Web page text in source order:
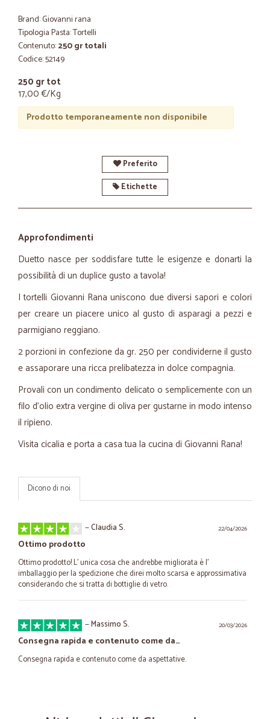
Brand: Giovanni rana
Tipologia Pasta: Tortelli
Contenuto:250 gr totali
Codice: 52149
250 gr tot
17,00 €/Kg
Prodotto temporaneamente non disponibile
Preferito
Etichette
Approfondimenti
Duetto nasce per soddisfare tutte le esigenze e donarti la
possibilità di un duplice gusto a tavola!
I tortelli Giovanni Rana uniscono due diversi sapori e colori
per creare un piacere unico al gusto di asparagi a pezzi e
parmigiano reggiano.
2 porzioni in confezione da gr. 250 per condividerne il gusto
e assaporare una ricca prelibatezza in dolce compagnia.
Provali con un condimento delicato o semplicemente con un
filo d'olio extra vergine di oliva per gustarne in modo intenso
il ripieno.
Visita cicalia e porta a casa tua la cucina di Giovanni Rana!
Dicono di noi
22/04/2026
—Claudia S.
Ottimo prodotto
Ottimo prodotto! L' unica cosa che andrebbe migliorata è l'
imballaggio per la spedizione che direi molto scarsa e approssimativa
considerando che si tratta di bottiglie di vetro.
20/03/2026
—Massimo S.
Consegna rapida e contenuto come da…
Consegna rapida e contenuto come da aspettative.